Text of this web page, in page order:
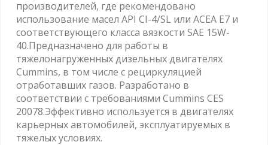
производителей, где рекомендовано
использование масел API CI-4/SL или ACEA E7 и
соответствующего класса вязкости SAE 15W-
40.Предназначено для работы в
тяжелонагруженных дизельных двигателях
Cummins, в том числе с рециркуляцией
отработавших газов. Разработано в
соответствии с требованиями Cummins CES
20078.Эффективно используется в двигателях
карьерных автомобилей, эксплуатируемых в
тяжелых условиях.